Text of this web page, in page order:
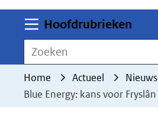
worden
toegestaan
geweigerd.
Hoofdrubrieken
Zoeken
Home Actueel
Blue Energy: kans voor Fryslân